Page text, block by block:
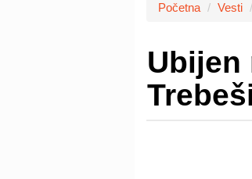
Početna Vesti
Ubijen